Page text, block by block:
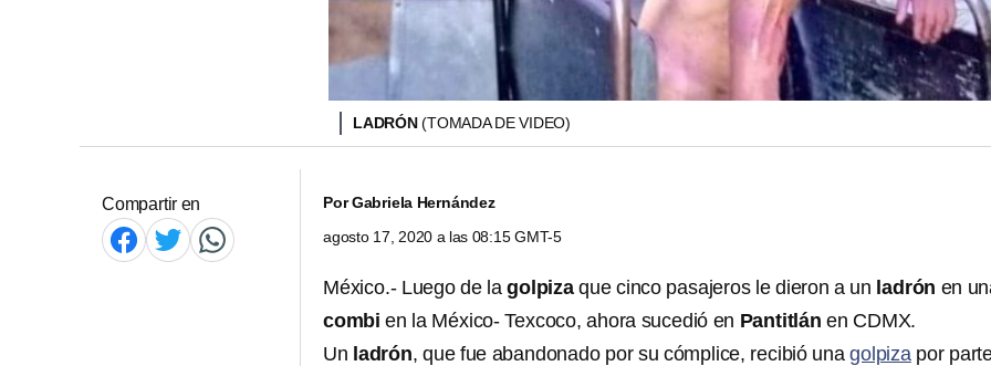
LADRÓN(TOMADA DE VIDEO)
Compartir en PorGabriela Hernández
agosto 17, 2020 a las 08:15 GMT-5
México.- Luego de lagolpizaque cinco pasajeros le dieron a un ladrón en
combien la México- Texcoco, ahora sucedió en Pantitlán en CDMX.
Un ladrón, que fue abandonado por su cómplice, recibió unagolpizapor